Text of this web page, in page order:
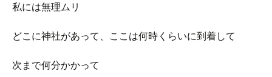
私には無理ムリ
どこに神社があって、ここは何時くらいに到着して
次まで何分かかって